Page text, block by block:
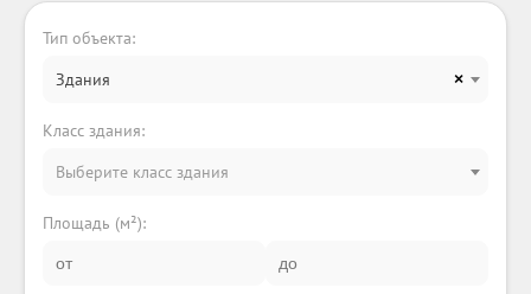
Тип объекта:
×
Здания
Класс здания:
Выберите класс здания
Площадь (м²):